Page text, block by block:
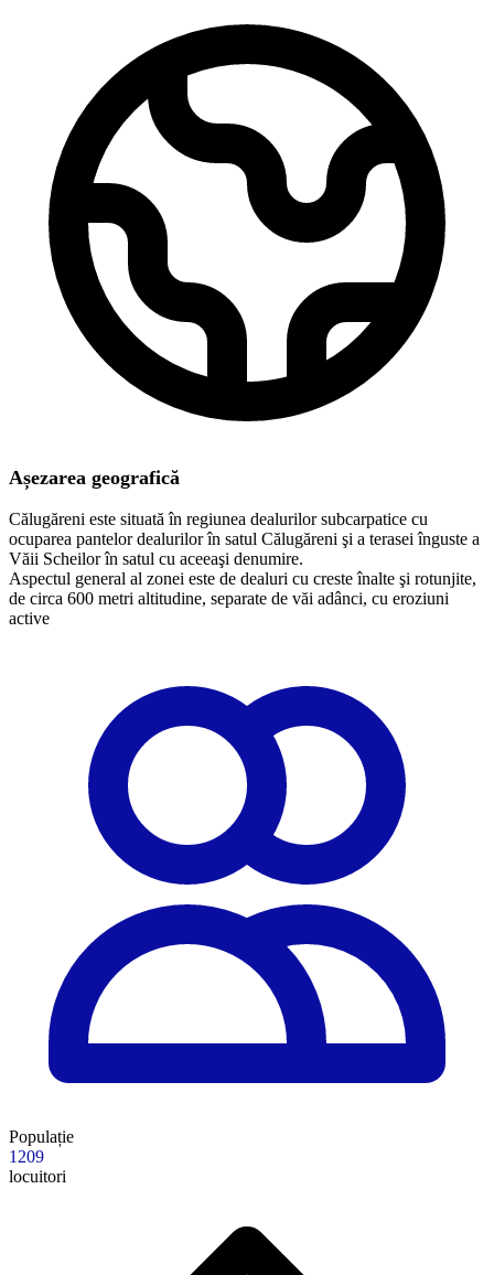
Așezarea geografică
Călugăreni este situată în regiunea dealurilor subcarpatice cu
ocuparea pantelor dealurilor în satul Călugăreni şi a terasei înguste a
Văii Scheilor în satul cu aceeaşi denumire.
​Aspectul general al zonei este de dealuri cu creste înalte şi rotunjite,
de circa 600 metri altitudine, separate de văi adânci, cu eroziuni
active
Populație
1209
locuitori